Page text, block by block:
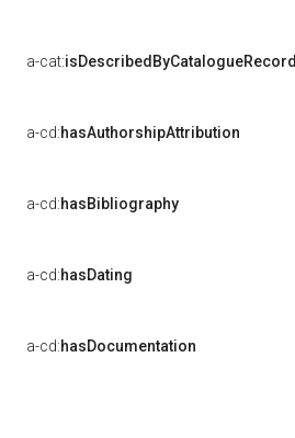
a-cat:isDescribedByCatalogueRecord
a-cd:hasAuthorshipAttribution
a-cd:hasBibliography
a-cd:hasDating
a-cd:hasDocumentation